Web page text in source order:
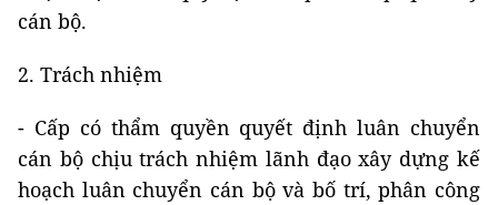
cán bộ.
2. Trách nhiệm
- Cấp có thẩm quyền quyết định luân chuyển
cán bộ chịu trách nhiệm lãnh đạo xây dựng kế
hoạch luân chuyển cán bộ và bố trí, phân công